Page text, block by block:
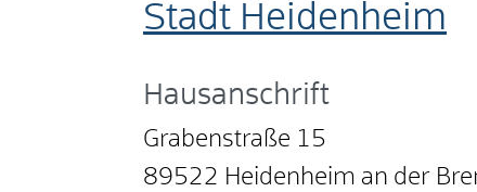
Stadt Heidenheim
Hausanschrift
Grabenstraße 15
89522 Heidenheim an der